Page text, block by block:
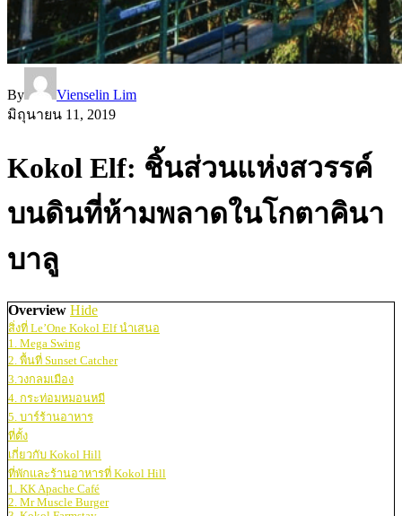
By
Vienselin Lim
มิถุนายน 11, 2019
Kokol Elf: ชิ้นส่วนแห่งสวรรค์
บนดินที่ห้ามพลาดในโกตาคินา
บาลู
Overview Hide
สิ่งที่ Le’One Kokol Elf นำเสนอ
1. Mega Swing
2. พื้นที่ Sunset Catcher
3.วงกลมเมือง
4. กระท่อมหมอนหมี
5. บาร์ร้านอาหาร
ที่ตั้ง
เกี่ยวกับ Kokol Hill
ที่พักและร้านอาหารที่ Kokol Hill
1. KK Apache Café
2. Mr Muscle Burger